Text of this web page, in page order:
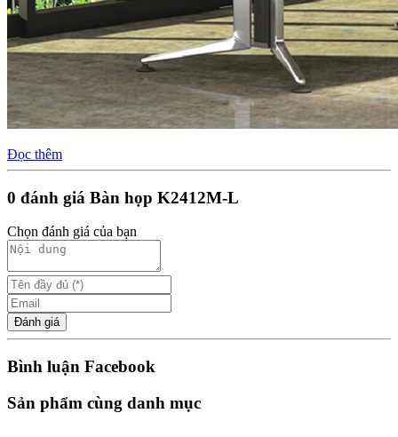
Đọc thêm
0 đánh giá Bàn họp K2412M-L
Chọn đánh giá của bạn
Đánh giá
Bình luận Facebook
Sản phẩm cùng danh mục